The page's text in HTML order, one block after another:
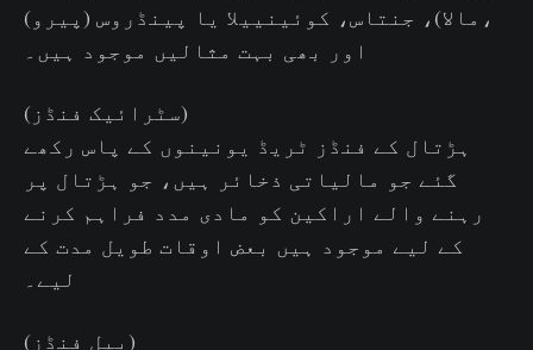
مالا)، جنتاس، کوئینییلا یا پینڈروس (پیرو)،
اور بھی بہت مثالیں موجود ہیں۔
(سٹرائیک فنڈز)
ہڑتال کے فنڈز ٹریڈ یونینوں کے پاس رکھے
گئے جو مالیاتی ذخائر ہیں، جو ہڑتال پر
رہنے والے اراکین کو مادی مدد فراہم کرنے
کے لیے موجود ہیں بعض اوقات طویل مدت کے
لیے۔
(بیل فنڈز)